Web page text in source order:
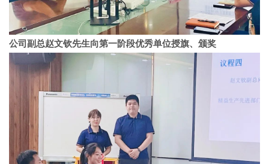
公司副总赵文钦先生向第一阶段优秀单位授旗、颁奖